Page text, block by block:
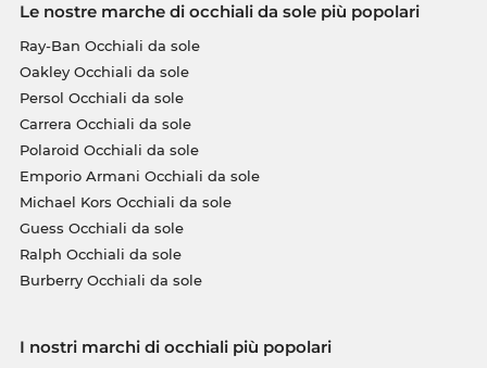
Le nostre marche di occhiali da sole più popolari
Ray-Ban Occhiali da sole
Oakley Occhiali da sole
Persol Occhiali da sole
Carrera Occhiali da sole
Polaroid Occhiali da sole
Emporio Armani Occhiali da sole
Michael Kors Occhiali da sole
Guess Occhiali da sole
Ralph Occhiali da sole
Burberry Occhiali da sole
I nostri marchi di occhiali più popolari